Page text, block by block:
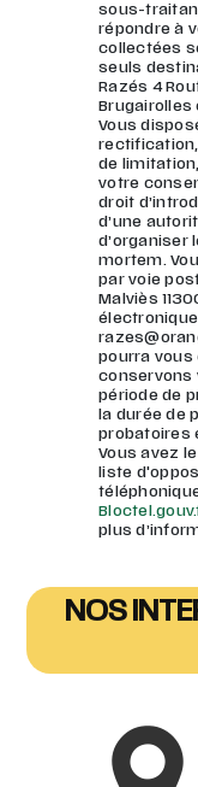
sous-
répondre à
collectées
seuls
Razés 4
Vous
de
votre
droit
d’une
d’organiser
mortem.
par voie
Malviès
pourra vous
conservons
période de
la durée de
probatoires
Vous avez
liste
plus
NOS